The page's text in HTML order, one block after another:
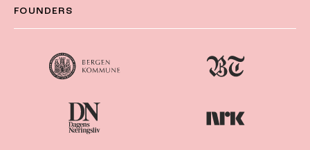
FOUNDERS